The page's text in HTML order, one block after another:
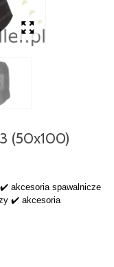
(50x100)
akcesoria spawalnicze
✔️ akcesoria